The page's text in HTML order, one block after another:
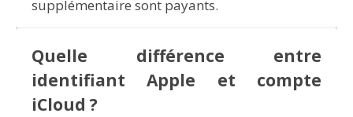
supplémentaire sont payants.
Quelle différence entre
identifiant Apple et compte
iCloud ?